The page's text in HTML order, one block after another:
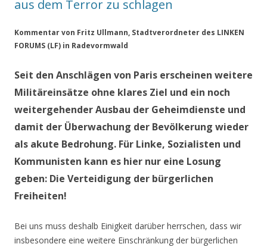
aus dem Terror zu schlagen
Kommentar von Fritz Ullmann, Stadtverordneter des LINKEN
FORUMS (LF) in Radevormwald
Seit den Anschlägen von Paris erscheinen weitere
Militäreinsätze ohne klares Ziel und ein noch
weitergehender Ausbau der Geheimdienste und
damit der Überwachung der Bevölkerung wieder
als akute Bedrohung. Für Linke, Sozialisten und
Kommunisten kann es hier nur eine Losung
geben: Die Verteidigung der bürgerlichen
Freiheiten!
Bei uns muss deshalb Einigkeit darüber herrschen, dass wir
insbesondere eine weitere Einschränkung der bürgerlichen